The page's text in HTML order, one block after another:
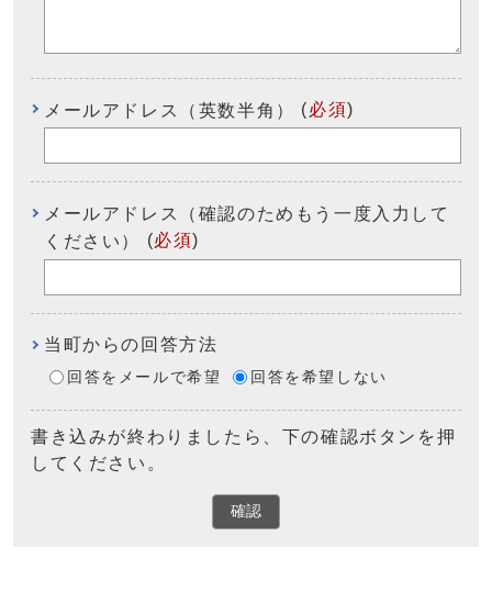
メールアドレス（英数半角） (必須)
メールアドレス（確認のためもう一度入力して
ください）
(必須)
当町からの回答方法
回答をメールで希望 回答を希望しない
書き込みが終わりましたら、下の確認ボタンを押
してください。
確認